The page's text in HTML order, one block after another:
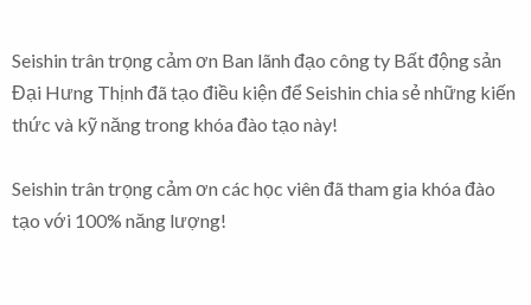
Seishin trân trọng cảm ơn Ban lãnh đạo công ty Bất động sản
Đại Hưng Thịnh đã tạo điều kiện để Seishin chia sẻ những kiến
thức và kỹ năng trong khóa đào tạo này!
Seishin trân trọng cảm ơn các học viên đã tham gia khóa đào
tạo với 100% năng lượng!